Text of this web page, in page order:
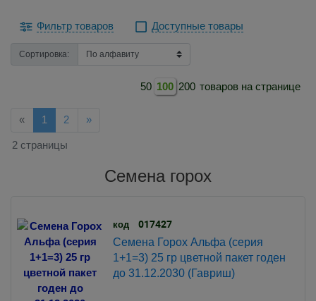
Фильтр товаров Доступные товары
Сортировка:
50 100 200 товаров на странице
«Назад
1 2 »Далее
2 страницы
Семена горох
код 017427
Семена Горох Альфа (серия
1+1=3) 25 гр цветной пакет годен
до 31.12.2030 (Гавриш)